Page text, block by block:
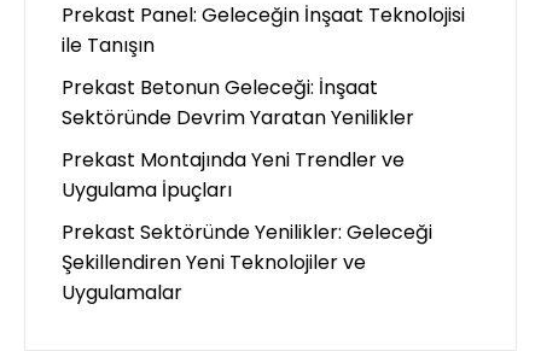
Prekast Panel: Geleceğin İnşaat Teknolojisi
ile Tanışın
Prekast Betonun Geleceği: İnşaat
Sektöründe Devrim Yaratan Yenilikler
Prekast Montajında Yeni Trendler ve
Uygulama İpuçları
Prekast Sektöründe Yenilikler: Geleceği
Şekillendiren Yeni Teknolojiler ve
Uygulamalar